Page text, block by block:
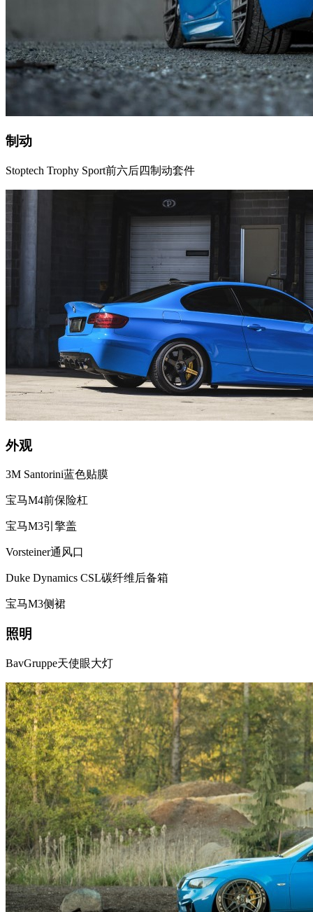
制动
Stoptech Trophy Sport前六后四制动套件
外观
3M Santorini蓝色贴膜
宝马M4前保险杠
宝马M3引擎盖
Vorsteiner通风口
Duke Dynamics CSL碳纤维后备箱
宝马M3侧裙
照明
BavGruppe天使眼大灯